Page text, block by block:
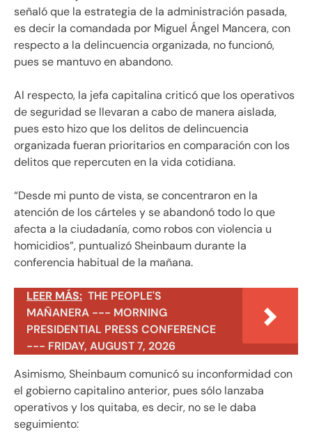
señaló que la estrategia de la administración pasada,
es decir la comandada por Miguel Ángel Mancera, con
respecto a la delincuencia organizada, no funcionó,
pues se mantuvo en abandono.
Al respecto, la jefa capitalina criticó que los operativos
de seguridad se llevaran a cabo de manera aislada,
pues esto hizo que los delitos de delincuencia
organizada fueran prioritarios en comparación con los
delitos que repercuten en la vida cotidiana.
“Desde mi punto de vista, se concentraron en la
atención de los cárteles y se abandonó todo lo que
afecta a la ciudadanía, como robos con violencia u
homicidios”, puntualizó Sheinbaum durante la
conferencia habitual de la mañana.
LEER MÁS: THE PEOPLE'S
MAÑANERA --- MORNING
PRESIDENTIAL PRESS CONFERENCE
--- FRIDAY, AUGUST 7, 2026
Asimismo, Sheinbaum comunicó su inconformidad con
el gobierno capitalino anterior, pues sólo lanzaba
operativos y los quitaba, es decir, no se le daba
seguimiento: